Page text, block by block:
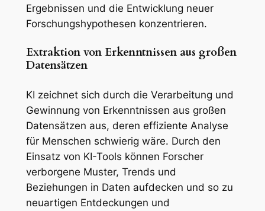
Ergebnissen und die Entwicklung neuer
Forschungshypothesen konzentrieren.
Extraktion von Erkenntnissen aus großen
Datensätzen
KI zeichnet sich durch die Verarbeitung und
Gewinnung von Erkenntnissen aus großen
Datensätzen aus, deren effiziente Analyse
für Menschen schwierig wäre. Durch den
Einsatz von KI-Tools können Forscher
verborgene Muster, Trends und
Beziehungen in Daten aufdecken und so zu
neuartigen Entdeckungen und